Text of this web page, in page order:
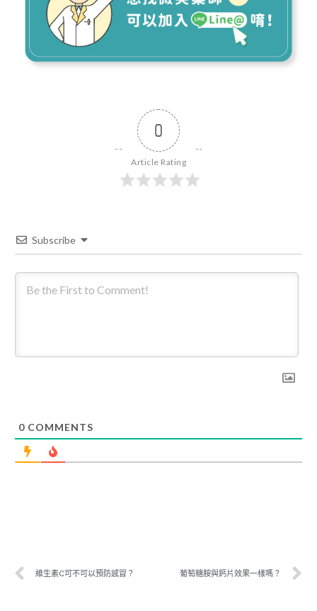
0
Article Rating
Subscribe
0 COMMENTS
維生素C可不可以預防感冒？ 葡萄糖胺與鈣片效果一樣嗎？